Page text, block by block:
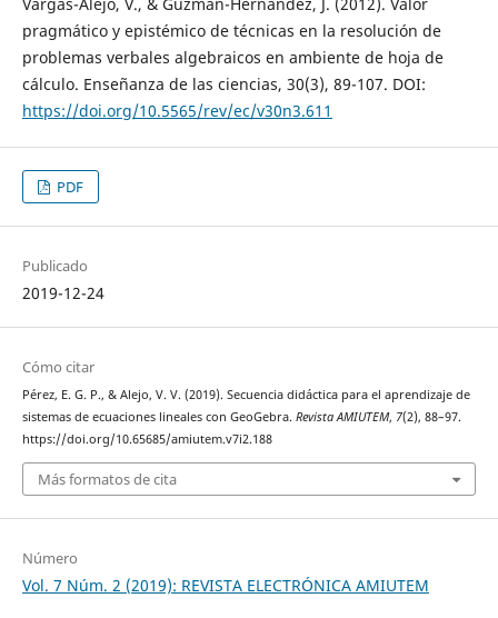
Vargas-Alejo, V., & Guzmán-Hernández, J. (2012). Valor
pragmático y epistémico de técnicas en la resolución de
problemas verbales algebraicos en ambiente de hoja de
cálculo. Enseñanza de las ciencias, 30(3), 89-107. DOI:
https://doi.org/10.5565/rev/ec/v30n3.611
PDF
Publicado
2019-12-24
Cómo citar
Pérez, E. G. P., & Alejo, V. V. (2019). Secuencia didáctica para el aprendizaje de
sistemas de ecuaciones lineales con GeoGebra. Revista AMIUTEM, 7(2), 88–97.
https://doi.org/10.65685/amiutem.v7i2.188
Más formatos de cita
Número
Vol. 7 Núm. 2 (2019): REVISTA ELECTRÓNICA AMIUTEM